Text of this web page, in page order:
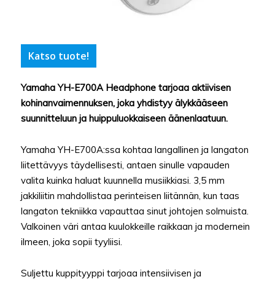
Katso tuote!
Yamaha YH-E700A Headphone tarjoaa aktiivisen
kohinanvaimennuksen, joka yhdistyy älykkääseen
suunnitteluun ja huippuluokkaiseen äänenlaatuun.
Yamaha YH-E700A:ssa kohtaa langallinen ja langaton
liitettävyys täydellisesti, antaen sinulle vapauden
valita kuinka haluat kuunnella musiikkiasi. 3,5 mm
jakkiliitin mahdollistaa perinteisen liitännän, kun taas
langaton tekniikka vapauttaa sinut johtojen solmuista.
Valkoinen väri antaa kuulokkeille raikkaan ja modernein
ilmeen, joka sopii tyyliisi.
Suljettu kuppityyppi tarjoaa intensiivisen ja